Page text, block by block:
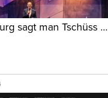
sagt man Tschüss …